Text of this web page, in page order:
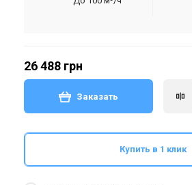
26 488 грн
Заказать
Купить в 1 клик